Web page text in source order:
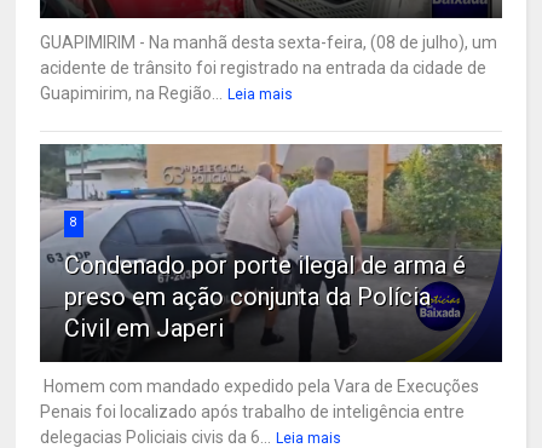
GUAPIMIRIM - Na manhã desta sexta-feira, (08 de julho), um
acidente de trânsito foi registrado na entrada da cidade de
Guapimirim, na Região...
Leia mais
8
Condenado por porte ilegal de arma é
preso em ação conjunta da Polícia
Civil em Japeri
Homem com mandado expedido pela Vara de Execuções
Penais foi localizado após trabalho de inteligência entre
delegacias Policiais civis da 6...
Leia mais